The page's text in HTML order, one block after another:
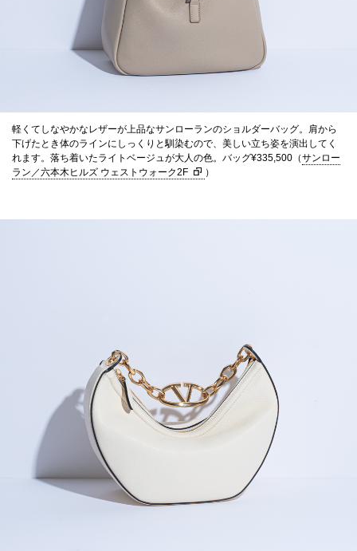
軽くてしなやかなレザーが上品なサンローランのショルダーバッグ。肩から
下げたとき体のラインにしっくりと馴染むので、美しい立ち姿を演出してく
れます。落ち着いたライトベージュが大人の色。バッグ¥335,500（サンロー
ラン／六本木ヒルズ ウェストウォーク2F
）